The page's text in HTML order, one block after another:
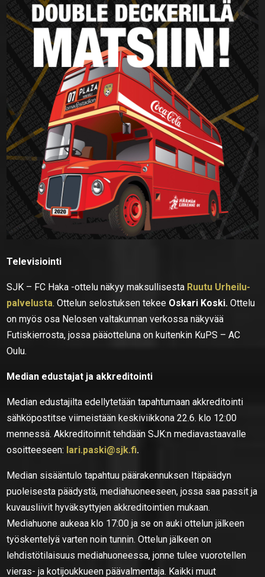
Televisiointi
SJK – FC Haka -ottelu näkyy maksullisesta Ruutu Urheilu-
palvelusta. Ottelun selostuksen tekee Oskari Koski. Ottelu
on myös osa Nelosen valtakunnan verkossa näkyvää
Futiskierrosta, jossa pääotteluna on kuitenkin KuPS – AC
Oulu.
Median edustajat ja akkreditointi
Median edustajilta edellytetään tapahtumaan akkreditointi
sähköpostitse viimeistään keskiviikkona 22.6. klo 12:00
mennessä. Akkreditoinnit tehdään SJK:n mediavastaavalle
osoitteeseen: lari.paski@sjk.fi.
Median sisääntulo tapahtuu päärakennuksen Itäpäädyn
puoleisesta päädystä, mediahuoneeseen, jossa saa passit ja
kuvausliivit hyväksyttyjen akkreditointien mukaan.
Mediahuone aukeaa klo 17:00 ja se on auki ottelun jälkeen
työskentelyä varten noin tunnin. Ottelun jälkeen on
lehdistötilaisuus mediahuoneessa, jonne tulee vuorotellen
vieras- ja kotijoukkueen päävalmentaja. Kaikki muut